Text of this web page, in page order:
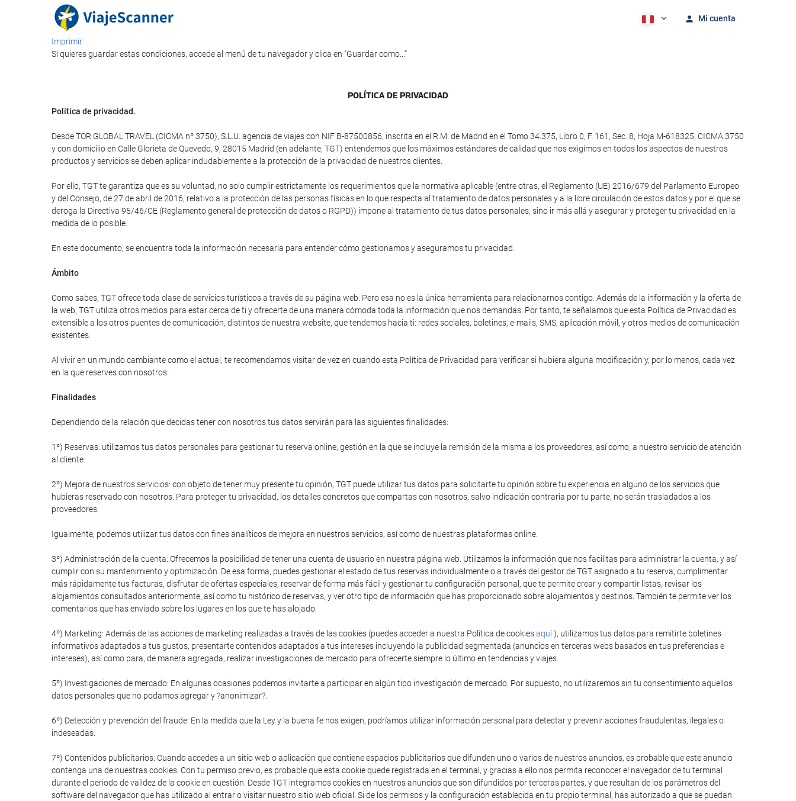
Mi cuenta
Imprimir
Si quieres guardar estas condiciones, accede al menú de tu navegador y clica en "Guardar como..."
POLÍTICA DE PRIVACIDAD
Política de privacidad.
Desde TOR GLOBAL TRAVEL (CICMA nº 3750), S.L.U. agencia de viajes con NIF B-87500856, inscrita en el R.M. de Madrid en el Tomo 34.375, Libro 0, F. 161, Sec. 8, Hoja M-618325, CICMA 3750
y con domicilio en Calle Glorieta de Quevedo, 9, 28015 Madrid (en adelante, TGT) entendemos que los máximos estándares de calidad que nos exigimos en todos los aspectos de nuestros
productos y servicios se deben aplicar indudablemente a la protección de la privacidad de nuestros clientes.
Por ello, TGT te garantiza que es su voluntad, no solo cumplir estrictamente los requerimientos que la normativa aplicable (entre otras, el Reglamento (UE) 2016/679 del Parlamento Europeo
y del Consejo, de 27 de abril de 2016, relativo a la protección de las personas físicas en lo que respecta al tratamiento de datos personales y a la libre circulación de estos datos y por el que se
deroga la Directiva 95/46/CE (Reglamento general de protección de datos o RGPD)) impone al tratamiento de tus datos personales, sino ir más allá y asegurar y proteger tu privacidad en la
medida de lo posible.
En este documento, se encuentra toda la información necesaria para entender cómo gestionamos y aseguramos tu privacidad.
Ámbito
Como sabes, TGT ofrece toda clase de servicios turísticos a través de su página web. Pero esa no es la única herramienta para relacionarnos contigo. Además de la información y la oferta de
la web, TGT utiliza otros medios para estar cerca de ti y ofrecerte de una manera cómoda toda la información que nos demandas. Por tanto, te señalamos que esta Política de Privacidad es
extensible a los otros puentes de comunicación, distintos de nuestra website, que tendemos hacia ti: redes sociales, boletines, e-mails, SMS, aplicación móvil, y otros medios de comunicación
existentes.
Al vivir en un mundo cambiante como el actual, te recomendamos visitar de vez en cuando esta Política de Privacidad para verificar si hubiera alguna modificación y, por lo menos, cada vez
en la que reserves con nosotros.
Finalidades
Dependiendo de la relación que decidas tener con nosotros tus datos servirán para las siguientes finalidades:
1º) Reservas: utilizamos tus datos personales para gestionar tu reserva online, gestión en la que se incluye la remisión de la misma a los proveedores, así como, a nuestro servicio de atención
al cliente.
2º) Mejora de nuestros servicios: con objeto de tener muy presente tu opinión, TGT puede utilizar tus datos para solicitarte tu opinión sobre tu experiencia en alguno de los servicios que
hubieras reservado con nosotros. Para proteger tu privacidad, los detalles concretos que compartas con nosotros, salvo indicación contraria por tu parte, no serán trasladados a los
proveedores.
Igualmente, podemos utilizar tus datos con fines analíticos de mejora en nuestros servicios, así como de nuestras plataformas online.
3º) Administración de la cuenta: Ofrecemos la posibilidad de tener una cuenta de usuario en nuestra página web. Utilizamos la información que nos facilitas para administrar la cuenta, y así
cumplir con su mantenimiento y optimización. De esa forma, puedes gestionar el estado de tus reservas individualmente o a través del gestor de TGT asignado a tu reserva, cumplimentar
más rápidamente tus facturas, disfrutar de ofertas especiales, reservar de forma más fácil y gestionar tu configuración personal, que te permite crear y compartir listas, revisar los
alojamientos consultados anteriormente, así como tu histórico de reservas, y ver otro tipo de información que has proporcionado sobre alojamientos y destinos. También te permite ver los
comentarios que has enviado sobre los lugares en los que te has alojado.
4º) Marketing: Además de las acciones de marketing realizadas a través de las cookies (puedes acceder a nuestra Política de cookiesaquí), utilizamos tus datos para remitirte boletines
informativos adaptados a tus gustos, presentarte contenidos adaptados a tus intereses incluyendo la publicidad segmentada (anuncios en terceras webs basados en tus preferencias e
intereses), así como para, de manera agregada, realizar investigaciones de mercado para ofrecerte siempre lo último en tendencias y viajes.
5º) Investigaciones de mercado: En algunas ocasiones podemos invitarte a participar en algún tipo investigación de mercado. Por supuesto, no utilizaremos sin tu consentimiento aquellos
datos personales que no podamos agregar y ?anonimizar?.
6º) Detección y prevención del fraude: En la medida que la Ley y la buena fe nos exigen, podríamos utilizar información personal para detectar y prevenir acciones fraudulentas, ilegales o
indeseadas.
7º) Contenidos publicitarios: Cuando accedes a un sitio web o aplicación que contiene espacios publicitarios que difunden uno o varios de nuestros anuncios, es probable que este anuncio
contenga una de nuestras cookies. Con tu permiso previo, es probable que esta cookie quede registrada en el terminal, y gracias a ello nos permita reconocer el navegador de tu terminal
durante el periodo de validez de la cookie en cuestión. Desde TGT integramos cookies en nuestros anuncios que son difundidos por terceras partes, y que resultan de los parámetros del
software del navegador que has utilizado al entrar o visitar nuestro sitio web oficial. Si de los permisos y la configuración establecida en tu propio terminal, has autorizado a que se puedan